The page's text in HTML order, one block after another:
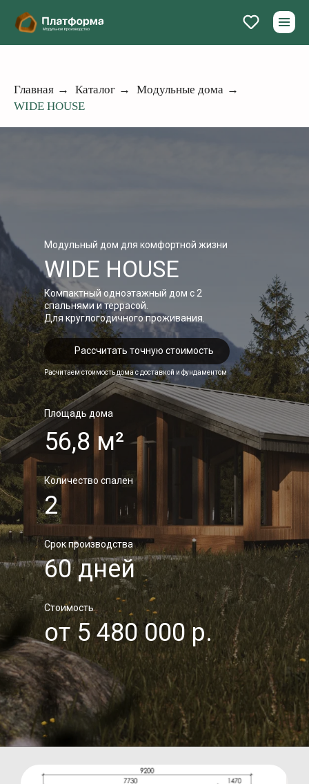
Главная → Каталог → Модульные дома →
WIDE HOUSE
WIDE HOUSE
Модульный дом для комфортной жизни
Расчитаем стоимость дома с доставкой и фундаментом
Компактный одноэтажный дом с 2
спальнями и террасой.
Для круглогодичного проживания.
Рассчитать точную стоимость
56,8 м²
Площадь дома
60 дней
Срок производства
2
Количество спален
от 5 480 000 р.
Стоимость
Гибкий проект
i